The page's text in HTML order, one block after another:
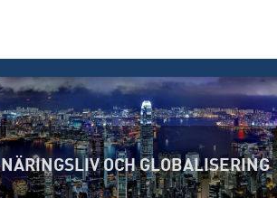
NÄRINGSLIV OCH GLOBALISERING